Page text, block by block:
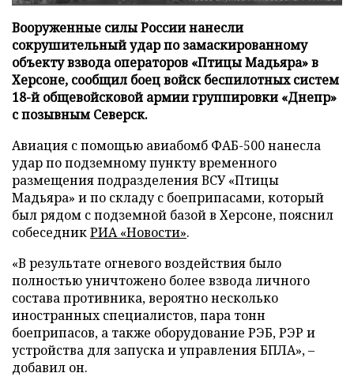
Вооруженные силы России нанесли
сокрушительный удар по замаскированному
объекту взвода операторов «Птицы Мадьяра» в
Херсоне, сообщил боец войск беспилотных систем
18-й общевойсковой армии группировки «Днепр»
с позывным Северск.
Авиация с помощью авиабомб ФАБ-500 нанесла
удар по подземному пункту временного
размещения подразделения ВСУ «Птицы
Мадьяра» и по складу с боеприпасами, который
был рядом с подземной базой в Херсоне, пояснил
собеседникРИА «Новости».
«В результате огневого воздействия было
полностью уничтожено более взвода личного
состава противника, вероятно несколько
иностранных специалистов, пара тонн
боеприпасов, а также оборудование РЭБ, РЭР и
устройства для запуска и управления БПЛА», –
добавил он.